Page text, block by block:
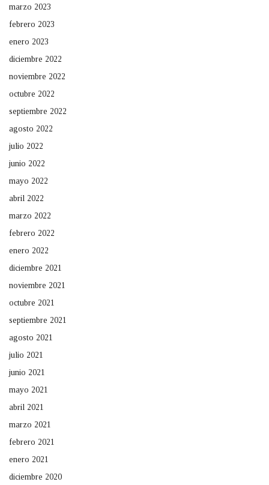
marzo 2023
febrero 2023
enero 2023
diciembre 2022
noviembre 2022
octubre 2022
septiembre 2022
agosto 2022
julio 2022
junio 2022
mayo 2022
abril 2022
marzo 2022
febrero 2022
enero 2022
diciembre 2021
noviembre 2021
octubre 2021
septiembre 2021
agosto 2021
julio 2021
junio 2021
mayo 2021
abril 2021
marzo 2021
febrero 2021
enero 2021
diciembre 2020